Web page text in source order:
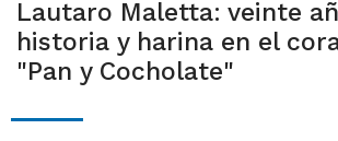
Lautaro Maletta: veinte
historia y harina en el
"Pan y Cocholate"